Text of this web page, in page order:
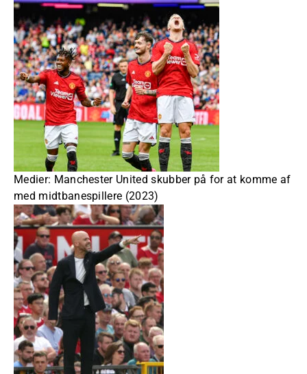
Medier: Manchester United skubber på for at komme af
med midtbanespillere (2023)